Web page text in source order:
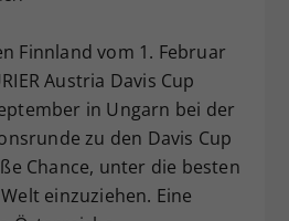
Finnland vom 1. Februar
Austria Davis Cup
in Ungarn bei der
zu den Davis Cup
Chance, unter die besten
einzuziehen. Eine
Unter anderem eine
generierte ID, für die
Speicherung Ihrer
Einstellungen, falls der
Betreiber dies eingestellt